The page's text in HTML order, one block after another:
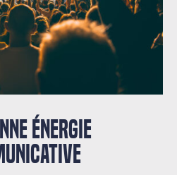
ÉNERGIE